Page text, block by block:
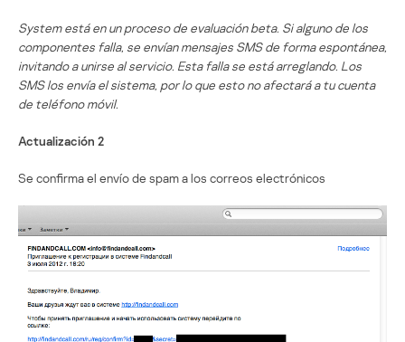
System está en un proceso de evaluación beta. Si alguno de los
componentes falla, se envían mensajes SMS de forma espontánea,
invitando a unirse al servicio. Esta falla se está arreglando. Los
SMS los envía el sistema, por lo que esto no afectará a tu cuenta
de teléfono móvil.
Actualización 2
Se confirma el envío de spam a los correos electrónicos